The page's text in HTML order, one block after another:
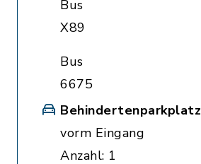
Bus
X89
Bus
6675
Behindertenparkplatz
vorm Eingang
Anzahl: 1